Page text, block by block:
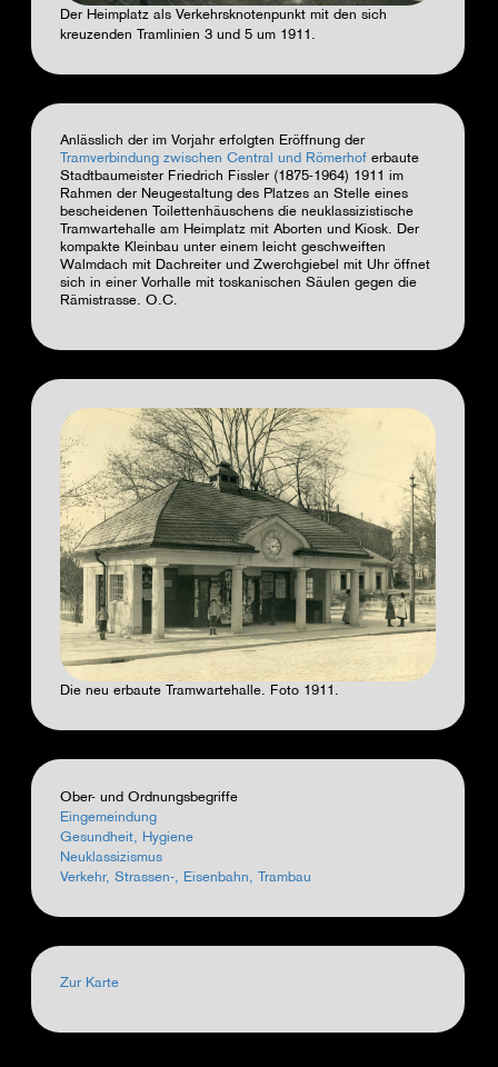
Der Heimplatz als Verkehrsknotenpunkt mit den sich
kreuzenden Tramlinien 3 und 5 um 1911.
Anlässlich der im Vorjahr erfolgten Eröffnung der
Tramverbindung zwischen Central und Römerhof erbaute
Stadtbaumeister Friedrich Fissler (1875-1964) 1911 im
Rahmen der Neugestaltung des Platzes an Stelle eines
bescheidenen Toilettenhäuschens die neuklassizistische
Tramwartehalle am Heimplatz mit Aborten und Kiosk. Der
kompakte Kleinbau unter einem leicht geschweiften
Walmdach mit Dachreiter und Zwerchgiebel mit Uhr öffnet
sich in einer Vorhalle mit toskanischen Säulen gegen die
Rämistrasse. O.C.
Die neu erbaute Tramwartehalle. Foto 1911.
Ober- und Ordnungsbegriffe
Eingemeindung
Gesundheit, Hygiene
Neuklassizismus
Verkehr, Strassen-, Eisenbahn, Trambau
Zur Karte